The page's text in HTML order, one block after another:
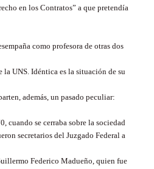
en los Contratos” a que pretendía
como profesora de otras dos
la UNS. Idéntica es la situación de su
además, un pasado peculiar:
cuando se cerraba sobre la sociedad
secretarios del Juzgado Federal a
Federico Madueño, quien fue